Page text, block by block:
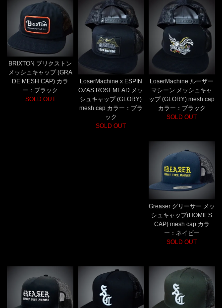
BRIXTON ブリクストン
メッシュキャップ (GRA
DE MESH CAP) カラ
ー：ブラック
SOLD OUT
LoserMachine x ESPIN
OZAS ROSEMEAD メッ
シュキャップ (GLORY)
mesh cap カラー：ブラ
ック
SOLD OUT
LoserMachine ルーザー
マシーン メッシュキャ
ップ (GLORY) mesh cap
カラー：ブラック
SOLD OUT
Greaser グリーサー メッ
シュキャップ(HOMIES
CAP) mesh cap カラ
ー：ネイビー
SOLD OUT